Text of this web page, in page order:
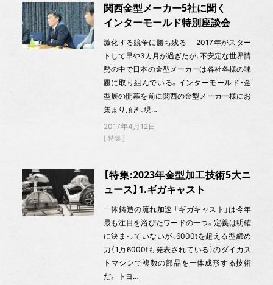
関西金型メーカー5社に聞く
インターモールド特別座談会
激化する競争に勝ち残る 2017年がスター
トして早や3カ月が過ぎたが、不安定な世界情
勢の中で日本の金型メーカーは各社各様の課
題に取り組んでいる。インターモールド・金
型展の開幕を前に関西の金型メーカー様にお
集まり頂き、現…
2017年4月12日
特集
【特集:2023年金型加工技術5大ニ
ュース】1.ギガキャスト
一体鋳造の流れ加速 「ギガキャスト」は今年
最も注目を浴びたワードの一つ。定義は明確
に決まっていないが、6000tを超える型締め
力（1万6000tも発表されている）のダイカス
トマシンで複数の部品を一体成形する技術
だ。 トヨ…